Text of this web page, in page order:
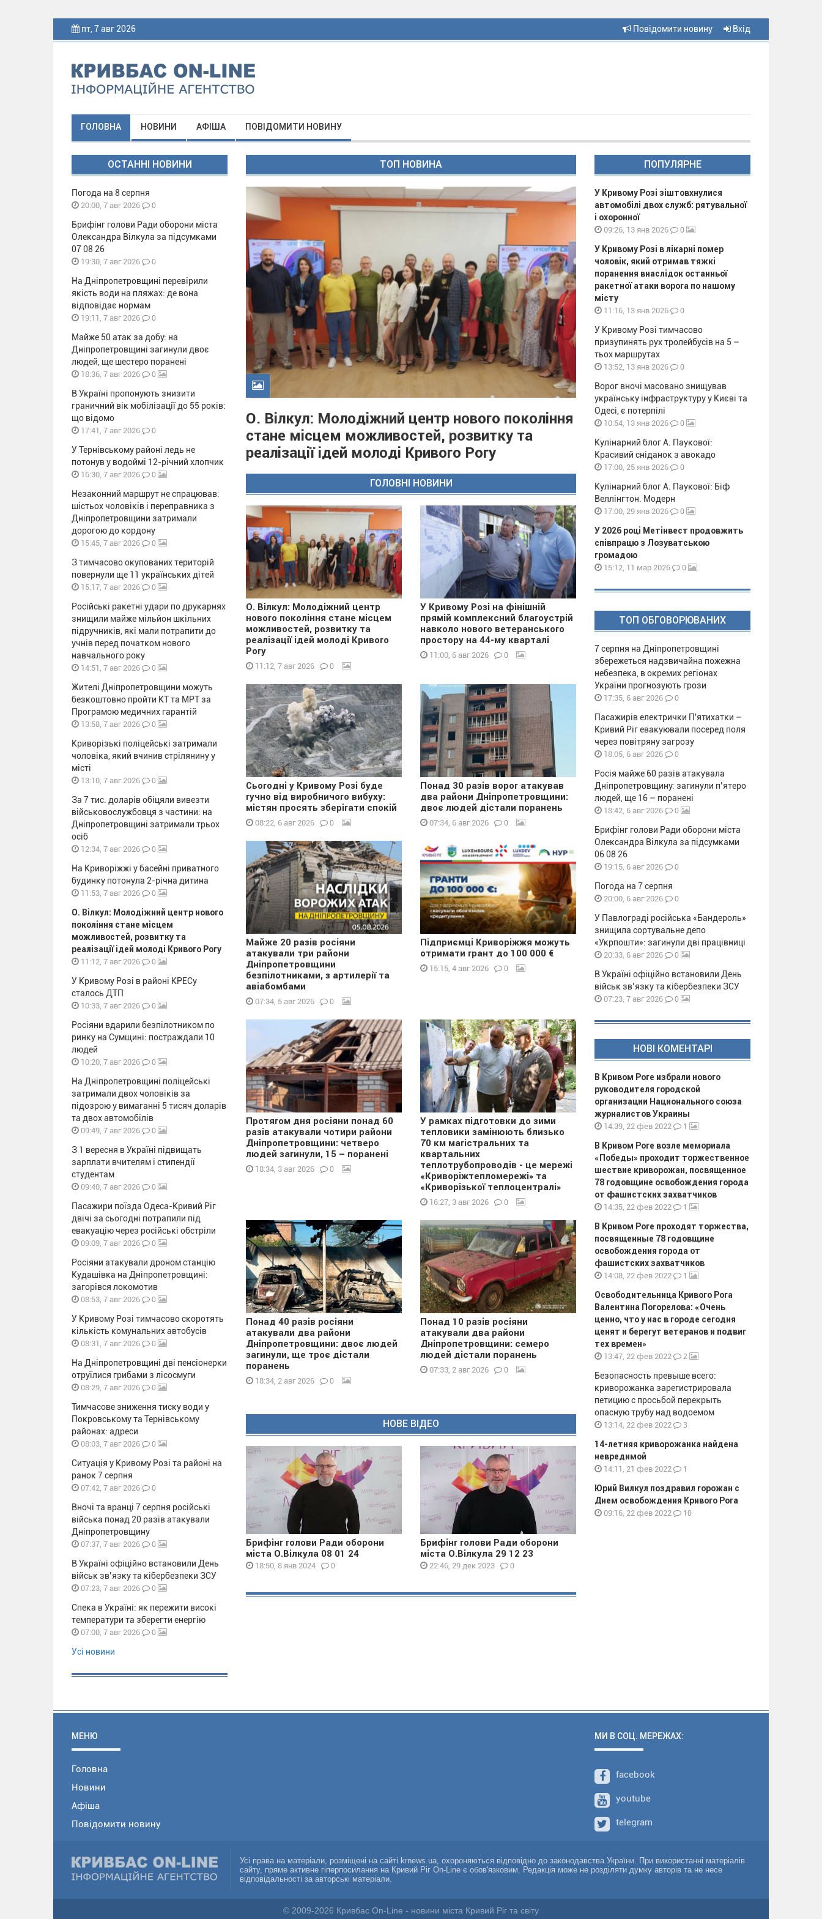
пт, 7 авг 2026 Повідомити новину Вхід
ГОЛОВНА НОВИНИ АФІША ПОВІДОМИТИ НОВИНУ
ОСТАННІ НОВИНИ
Погода на 8 серпня
20:00, 7 авг 2026 0
Брифінг голови Ради оборони міста
Олександра Вілкула за підсумками
07 08 26
19:30, 7 авг 2026 0
На Дніпропетровщині перевірили
якість води на пляжах: де вона
відповідає нормам
19:11, 7 авг 2026 0
Майже 50 атак за добу: на
Дніпропетровщині загинули двоє
людей, ще шестеро поранені
18:36, 7 авг 2026 0
В Україні пропонують знизити
граничний вік мобілізації до 55 років:
що відомо
17:41, 7 авг 2026 0
У Тернівському районі ледь не
потонув у водоймі 12-річний хлопчик
16:30, 7 авг 2026 0
Незаконний маршрут не спрацював:
шістьох чоловіків і переправника з
Дніпропетровщини затримали
дорогою до кордону
15:45, 7 авг 2026 0
З тимчасово окупованих територій
повернули ще 11 українських дітей
15:17, 7 авг 2026 0
Російські ракетні удари по друкарнях
знищили майже мільйон шкільних
підручників, які мали потрапити до
учнів перед початком нового
навчального року
14:51, 7 авг 2026 0
Жителі Дніпропетровщини можуть
безкоштовно пройти КТ та МРТ за
Програмою медичних гарантій
13:58, 7 авг 2026 0
Криворізькі поліцейські затримали
чоловіка, який вчинив стрілянину у
місті
13:10, 7 авг 2026 0
За 7 тис. доларів обіцяли вивезти
військовослужбовця з частини: на
Дніпропетровщині затримали трьох
осіб
12:34, 7 авг 2026 0
На Криворіжжі у басейні приватного
будинку потонула 2-річна дитина
11:53, 7 авг 2026 0
О. Вілкул: Молодіжний центр нового
покоління стане місцем
можливостей, розвитку та
реалізації ідей молоді Кривого Рогу
11:12, 7 авг 2026 0
У Кривому Розі в районі КРЕСу
сталось ДТП
10:33, 7 авг 2026 0
Росіяни вдарили безпілотником по
ринку на Сумщині: постраждали 10
людей
10:20, 7 авг 2026 0
На Дніпропетровщині поліцейські
затримали двох чоловіків за
підозрою у вимаганні 5 тисяч доларів
та двох автомобілів
09:49, 7 авг 2026 0
З 1 вересня в Україні підвищать
зарплати вчителям і стипендії
студентам
09:40, 7 авг 2026 0
Пасажири поїзда Одеса-Кривий Ріг
двічі за сьогодні потрапили під
евакуацію через російські обстріли
09:09, 7 авг 2026 0
Росіяни атакували дроном станцію
Кудашівка на Дніпропетровщині:
загорівся локомотив
08:53, 7 авг 2026 0
У Кривому Розі тимчасово скоротять
кількість комунальних автобусів
08:31, 7 авг 2026 0
На Дніпропетровщині дві пенсіонерки
отруїлися грибами з лісосмуги
08:29, 7 авг 2026 0
Тимчасове зниження тиску води у
Покровському та Тернівському
районах: адреси
08:03, 7 авг 2026 0
Ситуація у Кривому Розі та районі на
ранок 7 серпня
07:42, 7 авг 2026 0
Вночі та вранці 7 серпня російські
війська понад 20 разів атакували
Дніпропетровщину
07:37, 7 авг 2026 0
В Україні офіційно встановили День
військ зв’язку та кібербезпеки ЗСУ
07:23, 7 авг 2026 0
Спека в Україні: як пережити високі
температури та зберегти енергію
07:00, 7 авг 2026 0
Усі новини
ТОП НОВИНА
О. Вілкул: Молодіжний центр нового покоління
стане місцем можливостей, розвитку та
реалізації ідей молоді Кривого Рогу
ГОЛОВНІ НОВИНИ
О. Вілкул: Молодіжний центр
нового покоління стане місцем
можливостей, розвитку та
реалізації ідей молоді Кривого
Рогу
11:12, 7 авг 2026 0
У Кривому Розі на фінішній
прямій комплексний благоустрій
навколо нового ветеранського
простору на 44-му кварталі
11:00, 6 авг 2026 0
Сьогодні у Кривому Розі буде
гучно від виробничого вибуху:
містян просять зберігати спокій
08:22, 6 авг 2026 0
Понад 30 разів ворог атакував
два райони Дніпропетровщини:
двоє людей дістали поранень
07:34, 6 авг 2026 0
Майже 20 разів росіяни
атакували три райони
Дніпропетровщини
безпілотниками, з артилерії та
авіабомбами
07:34, 5 авг 2026 0
Підприємці Криворіжжя можуть
отримати грант до 100 000 €
15:15, 4 авг 2026 0
Протягом дня росіяни понад 60
разів атакували чотири райони
Дніпропетровщини: четверо
людей загинули, 15 – поранені
18:34, 3 авг 2026 0
У рамках підготовки до зими
тепловики замінюють близько
70 км магістральних та
квартальних
теплотрубопроводів - це мережі
«Криворіжтепломережі» та
«Криворізької теплоцентралі»
16:27, 3 авг 2026 0
Понад 40 разів росіяни
атакували два райони
Дніпропетровщини: двоє людей
загинули, ще троє дістали
поранень
18:34, 2 авг 2026 0
Понад 10 разів росіяни
атакували два райони
Дніпропетровщини: семеро
людей дістали поранень
07:33, 2 авг 2026 0
НОВЕ ВІДЕО
Брифінг голови Ради оборони
міста О.Вілкула 08 01 24
18:50, 8 янв 2024 0
Брифінг голови Ради оборони
міста О.Вілкула 29 12 23
22:46, 29 дек 2023 0
ПОПУЛЯРНЕ
У Кривому Розі зіштовхнулися
автомобілі двох служб: рятувальної
і охоронної
09:26, 13 янв 2026 0
У Кривому Розі в лікарні помер
чоловік, який отримав тяжкі
поранення внаслідок останньої
ракетної атаки ворога по нашому
місту
11:16, 13 янв 2026 0
У Кривому Розі тимчасово
призупинять рух тролейбусів на 5 –
тьох маршрутах
13:52, 13 янв 2026 0
Ворог вночі масовано знищував
українську інфраструктуру у Києві та
Одесі, є потерпілі
10:54, 13 янв 2026 0
Кулінарний блог А. Паукової:
Красивий сніданок з авокадо
17:00, 25 янв 2026 0
Кулінарний блог А. Паукової: Біф
Веллінгтон. Модерн
17:00, 29 янв 2026 0
У 2026 році Метінвест продовжить
співпрацю з Лозуватською
громадою
15:12, 11 мар 2026 0
ТОП ОБГОВОРЮВАНИХ
7 серпня на Дніпропетровщині
збережеться надзвичайна пожежна
небезпека, в окремих регіонах
України прогнозують грози
17:35, 6 авг 2026 0
Пасажирів електрички П'ятихатки –
Кривий Ріг евакуювали посеред поля
через повітряну загрозу
18:05, 6 авг 2026 0
Росія майже 60 разів атакувала
Дніпропетровщину: загинули п’ятеро
людей, ще 16 – поранені
18:42, 6 авг 2026 0
Брифінг голови Ради оборони міста
Олександра Вілкула за підсумками
06 08 26
19:15, 6 авг 2026 0
Погода на 7 серпня
20:00, 6 авг 2026 0
У Павлограді російська «Бандероль»
знищила сортувальне депо
«Укрпошти»: загинули дві працівниці
20:33, 6 авг 2026 0
В Україні офіційно встановили День
військ зв’язку та кібербезпеки ЗСУ
07:23, 7 авг 2026 0
НОВІ КОМЕНТАРІ
В Кривом Роге избрали нового
руководителя городской
организации Национального союза
журналистов Украины
14:39, 22 фев 2022 1
В Кривом Роге возле мемориала
«Победы» проходит торжественное
шествие криворожан, посвященное
78 годовщине освобождения города
от фашистских захватчиков
14:35, 22 фев 2022 1
В Кривом Роге проходят торжества,
посвященные 78 годовщине
освобождения города от
фашистских захватчиков
14:08, 22 фев 2022 1
Освободительница Кривого Рога
Валентина Погорелова: «Очень
ценно, что у нас в городе сегодня
ценят и берегут ветеранов и подвиг
тех времен»
13:47, 22 фев 2022 2
Безопасность превыше всего:
криворожанка зарегистрировала
петицию с просьбой перекрыть
опасную трубу над водоемом
13:14, 22 фев 2022 3
14-летняя криворожанка найдена
невредимой
14:11, 21 фев 2022 1
Юрий Вилкул поздравил горожан с
Днем освобождения Кривого Рога
09:16, 22 фев 2022 10
МЕНЮ
Головна
Новини
Афіша
Повідомити новину
МИ В СОЦ. МЕРЕЖАХ:
facebook
youtube
telegram
Усі права на матеріали, розміщені на сайті krnews.ua, охороняються відповідно до законодавства України. При використанні матеріалів
сайту, пряме активне гіперпосилання на Кривий Ріг On-Line є обов'язковим. Редакція може не розділяти думку авторів та не несе
відповідальності за авторські матеріали.
© 2009-2026 Кривбас On-Line - новини міста Кривий Ріг та світу